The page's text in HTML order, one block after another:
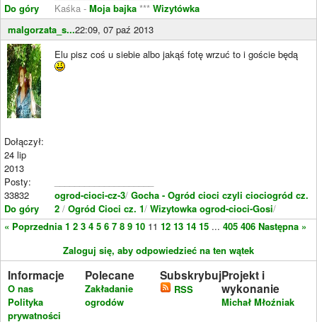
Do góry
Kaśka - Moja bajka *** Wizytówka
malgorzata_s...22:09, 07 paź 2013
Dołączył:
24 lip
2013
Posty:
33832
Do góry
Elu pisz coś u siebie albo jakąś fotę wrzuć to i goście będą
ogrod-cioci-cz-3/ Gocha - Ogród cioci czyli ciociogród cz.
2 / Ogród Cioci cz. 1/ Wizytowka ogrod-cioci-Gosi/
« Poprzednia 1 2 3 4 5 6 7 8 9 10 11 12 13 14 15 ... 405 406 Następna »
Zaloguj się, aby odpowiedzieć na ten wątek
Informacje
O nas
Polityka
prywatności
Polecane
Zakładanie
ogrodów
Subskrybuj
RSS
Projekt i
wykonanie
Michał Młoźniak